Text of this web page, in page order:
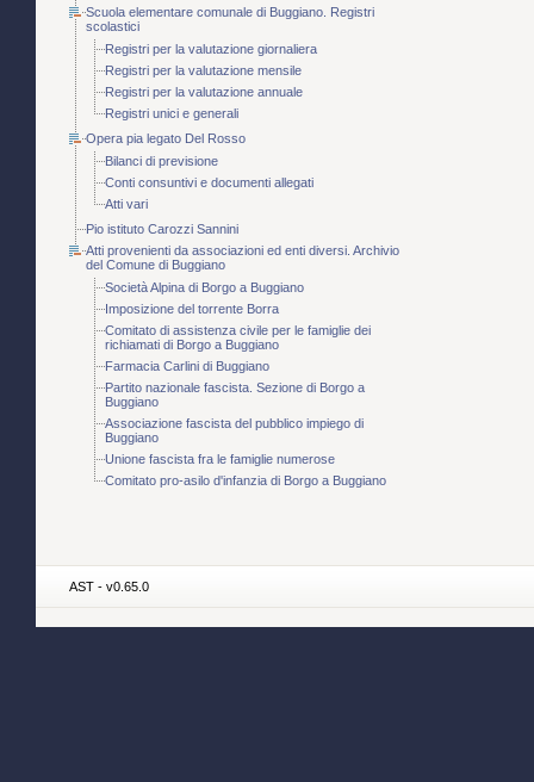
Scuola elementare comunale di Buggiano. Registri
scolastici
Registri per la valutazione giornaliera
Registri per la valutazione mensile
Registri per la valutazione annuale
Registri unici e generali
Opera pia legato Del Rosso
Bilanci di previsione
Conti consuntivi e documenti allegati
Atti vari
Pio istituto Carozzi Sannini
Atti provenienti da associazioni ed enti diversi. Archivio
del Comune di Buggiano
Società Alpina di Borgo a Buggiano
Imposizione del torrente Borra
Comitato di assistenza civile per le famiglie dei
richiamati di Borgo a Buggiano
Farmacia Carlini di Buggiano
Partito nazionale fascista. Sezione di Borgo a
Buggiano
Associazione fascista del pubblico impiego di
Buggiano
Unione fascista fra le famiglie numerose
Comitato pro-asilo d'infanzia di Borgo a Buggiano
AST - v0.65.0